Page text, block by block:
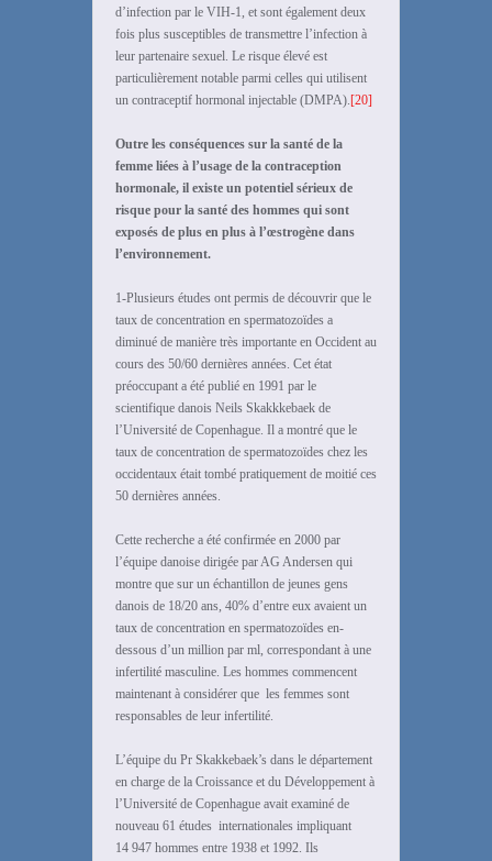
d’infection par le VIH-1, et sont également deux
fois plus susceptibles de transmettre l’infection à
leur partenaire sexuel. Le risque élevé est
particulièrement notable parmi celles qui utilisent
un contraceptif hormonal injectable (DMPA).[20]
Outre les conséquences sur la santé de la
femme liées à l’usage de la contraception
hormonale, il existe un potentiel sérieux de
risque pour la santé des hommes qui sont
exposés de plus en plus à l’œstrogène dans
l’environnement.
1-Plusieurs études ont permis de découvrir que le
taux de concentration en spermatozoïdes a
diminué de manière très importante en Occident au
cours des 50/60 dernières années. Cet état
préoccupant a été publié en 1991 par le
scientifique danois Neils Skakkkebaek de
l’Université de Copenhague. Il a montré que le
taux de concentration de spermatozoïdes chez les
occidentaux était tombé pratiquement de moitié ces
50 dernières années.
Cette recherche a été confirmée en 2000 par
l’équipe danoise dirigée par AG Andersen qui
montre que sur un échantillon de jeunes gens
danois de 18/20 ans, 40% d’entre eux avaient un
taux de concentration en spermatozoïdes en-
dessous d’un million par ml, correspondant à une
infertilité masculine. Les hommes commencent
maintenant à considérer que les femmes sont
responsables de leur infertilité.
L’équipe du Pr Skakkebaek’s dans le département
en charge de la Croissance et du Développement à
l’Université de Copenhague avait examiné de
nouveau 61 études internationales impliquant
14 947 hommes entre 1938 et 1992. Ils